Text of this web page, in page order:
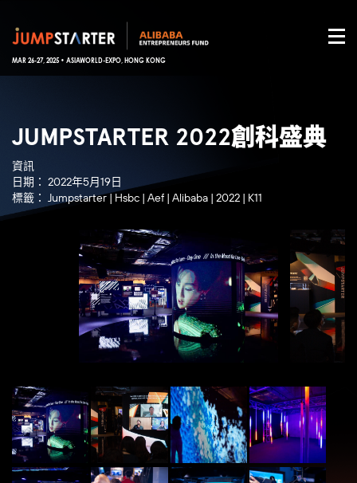
MAR 26-27, 2025 • ASIAWORLD-EXPO, HONG KONG
JUMPSTARTER 2022創科盛典
資訊
日期： 2022年5月19日
標籤： Jumpstarter| Hsbc | Aef | Alibaba | 2022 | K11